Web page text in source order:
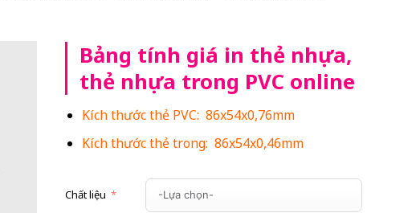
Bảng tính giá in thẻ nhựa,
thẻ nhựa trong PVC online
Kích thước thẻ PVC: 86x54x0,76mm
Kích thước thẻ trong: 86x54x0,46mm
Chất liệu